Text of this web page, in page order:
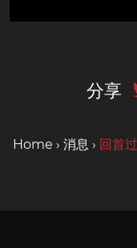
分享
Home › 消息 › 回首